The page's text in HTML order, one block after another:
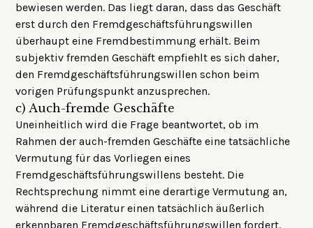
bewiesen werden. Das liegt daran, dass das Geschäft
erst durch den Fremdgeschäftsführungswillen
überhaupt eine Fremdbestimmung erhält. Beim
subjektiv fremden Geschäft empfiehlt es sich daher,
den Fremdgeschäftsführungswillen schon beim
vorigen Prüfungspunkt anzusprechen.
c) Auch-fremde Geschäfte
Uneinheitlich wird die Frage beantwortet, ob im
Rahmen der auch-fremden Geschäfte eine tatsächliche
Vermutung für das Vorliegen eines
Fremdgeschäftsführungswillens besteht. Die
Rechtsprechung nimmt eine derartige Vermutung an,
während die Literatur einen tatsächlich äußerlich
erkennbaren Fremdgeschäftsführungswillen fordert.